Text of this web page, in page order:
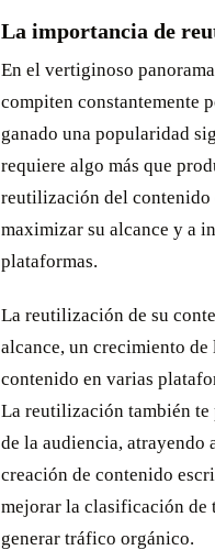
La importancia de
En el vertiginoso
compiten constantemente
ganado una popularidad
requiere algo más que
reutilización del contenido
maximizar su alcance y a
plataformas.
La reutilización de su
alcance, un crecimiento
contenido en varias
La reutilización también te
de la audiencia, atrayendo
creación de contenido
mejorar la clasificación de
generar tráfico orgánico.